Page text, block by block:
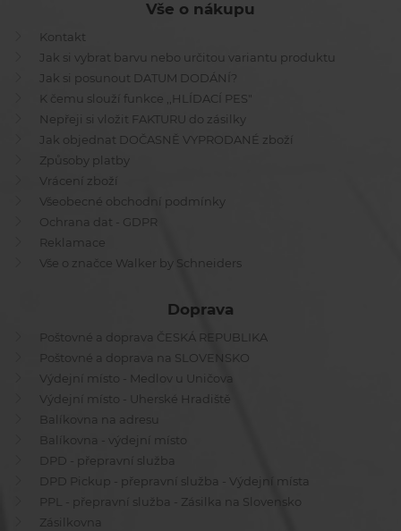
Vše o nákupu
Kontakt
Jak si vybrat barvu nebo určitou variantu produktu
Jak si posunout DATUM DODÁNÍ?
K čemu slouží funkce ,,HLÍDACÍ PES"
Nepřeji si vložit FAKTURU do zásilky
Jak objednat DOČASNĚ VYPRODANÉ zboží
Způsoby platby
Vrácení zboží
Všeobecné obchodní podmínky
Ochrana dat - GDPR
Reklamace
Vše o značce Walker by Schneiders
Doprava
Poštovné a doprava ČESKÁ REPUBLIKA
Poštovné a doprava na SLOVENSKO
Výdejní místo - Medlov u Uničova
Výdejní místo - Uherské Hradiště
Balíkovna na adresu
Balíkovna - výdejní místo
DPD - přepravní služba
DPD Pickup - přepravní služba - Výdejní místa
PPL - přepravní služba - Zásilka na Slovensko
Zásilkovna